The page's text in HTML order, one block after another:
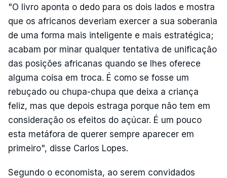
"O livro aponta o dedo para os dois lados e mostra
que os africanos deveriam exercer a sua soberania
de uma forma mais inteligente e mais estratégica;
acabam por minar qualquer tentativa de unificação
das posições africanas quando se lhes oferece
alguma coisa em troca. É como se fosse um
rebuçado ou chupa-chupa que deixa a criança
feliz, mas que depois estraga porque não tem em
consideração os efeitos do açúcar. É um pouco
esta metáfora de querer sempre aparecer em
primeiro", disse Carlos Lopes.
Segundo o economista, ao serem convidados